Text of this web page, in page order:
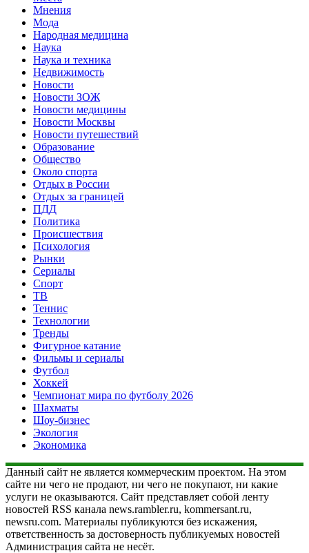
Мнения
Мода
Народная медицина
Наука
Наука и техника
Недвижимость
Новости
Новости ЗОЖ
Новости медицины
Новости Москвы
Новости путешествий
Образование
Общество
Около спорта
Отдых в России
Отдых за границей
ПДД
Политика
Происшествия
Психология
Рынки
Сериалы
Спорт
ТВ
Теннис
Технологии
Тренды
Фигурное катание
Фильмы и сериалы
Футбол
Хоккей
Чемпионат мира по футболу 2026
Шахматы
Шоу-бизнес
Экология
Экономика
Данный сайт не является коммерческим проектом. На этом
сайте ни чего не продают, ни чего не покупают, ни какие
услуги не оказываются. Сайт представляет собой ленту
новостей RSS канала news.rambler.ru, kommersant.ru,
newsru.com. Материалы публикуются без искажения,
ответственность за достоверность публикуемых новостей
Администрация сайта не несёт.